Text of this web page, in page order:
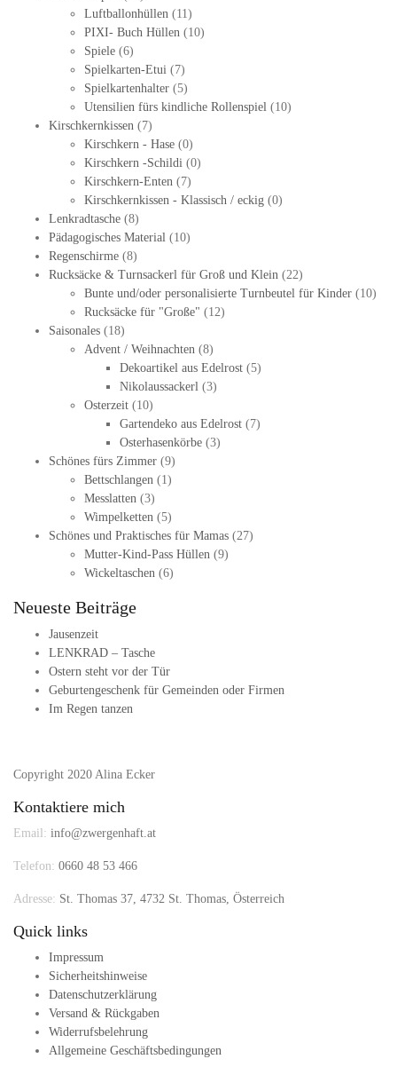
Luftballonhüllen (11)
PIXI- Buch Hüllen (10)
Spiele (6)
Spielkarten-Etui (7)
Spielkartenhalter (5)
Utensilien fürs kindliche Rollenspiel (10)
Kirschkernkissen (7)
Kirschkern - Hase (0)
Kirschkern -Schildi (0)
Kirschkern-Enten (7)
Kirschkernkissen - Klassisch / eckig (0)
Lenkradtasche (8)
Pädagogisches Material (10)
Regenschirme (8)
Rucksäcke & Turnsackerl für Groß und Klein (22)
Bunte und/oder personalisierte Turnbeutel für Kinder (10)
Rucksäcke für "Große" (12)
Saisonales (18)
Advent / Weihnachten (8)
Dekoartikel aus Edelrost (5)
Nikolaussackerl (3)
Osterzeit (10)
Gartendeko aus Edelrost (7)
Osterhasenkörbe (3)
Schönes fürs Zimmer (9)
Bettschlangen (1)
Messlatten (3)
Wimpelketten (5)
Schönes und Praktisches für Mamas (27)
Mutter-Kind-Pass Hüllen (9)
Wickeltaschen (6)
Neueste Beiträge
Jausenzeit
LENKRAD – Tasche
Ostern steht vor der Tür
Geburtengeschenk für Gemeinden oder Firmen
Im Regen tanzen
Copyright 2020 Alina Ecker
Kontaktiere mich
Email: info@zwergenhaft.at
Telefon: 0660 48 53 466
Adresse: St. Thomas 37, 4732 St. Thomas, Österreich
Quick links
Impressum
Sicherheitshinweise
Datenschutzerklärung
Versand & Rückgaben
Widerrufsbelehrung
Allgemeine Geschäftsbedingungen